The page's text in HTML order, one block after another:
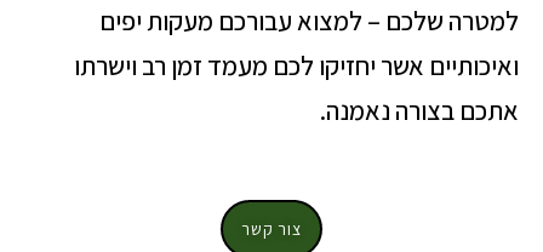
למטרה שלכם – למצוא עבורכם מעקות יפים
ואיכותיים אשר יחזיקו לכם מעמד זמן רב וישרתו
אתכם בצורה נאמנה.
צור קשר